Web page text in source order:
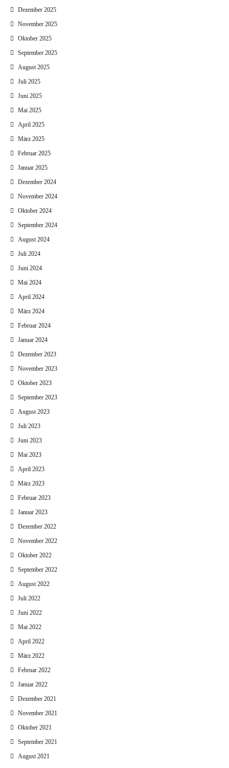
Dezember 2025
November 2025
Oktober 2025
September 2025
August 2025
Juli 2025
Juni 2025
Mai 2025
April 2025
März 2025
Februar 2025
Januar 2025
Dezember 2024
November 2024
Oktober 2024
September 2024
August 2024
Juli 2024
Juni 2024
Mai 2024
April 2024
März 2024
Februar 2024
Januar 2024
Dezember 2023
November 2023
Oktober 2023
September 2023
August 2023
Juli 2023
Juni 2023
Mai 2023
April 2023
März 2023
Februar 2023
Januar 2023
Dezember 2022
November 2022
Oktober 2022
September 2022
August 2022
Juli 2022
Juni 2022
Mai 2022
April 2022
März 2022
Februar 2022
Januar 2022
Dezember 2021
November 2021
Oktober 2021
September 2021
August 2021